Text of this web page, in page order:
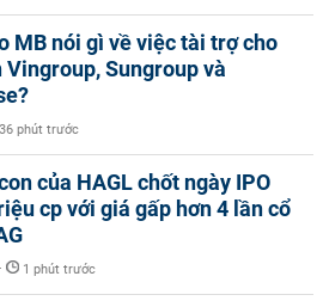
MB nói gì về việc tài trợ cho
Vingroup, Sungroup và
36 phút trước
của HAGL chốt ngày IPO
cp với giá gấp hơn 4 lần cổ
1 phút trước